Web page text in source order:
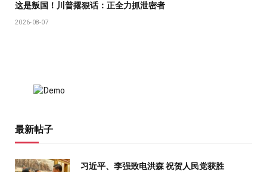
这是叛国！川普撂狠话：正全力抓泄密者
2026-08-07
最新帖子
习近平、李强致电洪森 祝贺人民党获胜